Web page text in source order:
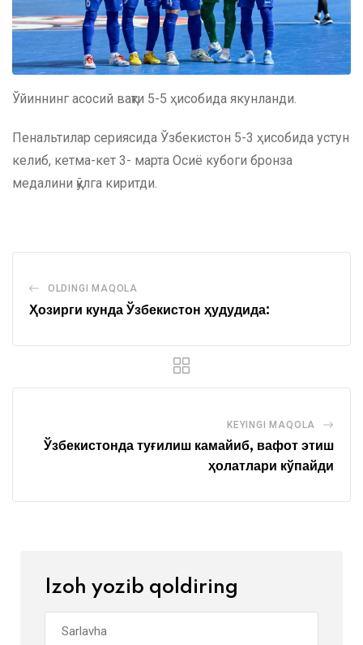
Ўйиннинг асосий вақти 5-5 ҳисобида якунланди.
Пенальтилар сериясида Ўзбекистон 5-3 ҳисобида устун
келиб, кетма-кет 3- марта Осиё кубоги бронза
медалини қўлга киритди.
OLDINGI MAQOLA
Ҳозирги кунда Ўзбекистон ҳудудида:
KEYINGI MAQOLA
Ўзбекистонда туғилиш камайиб, вафот этиш
ҳолатлари кўпайди
Izoh yozib qoldiring